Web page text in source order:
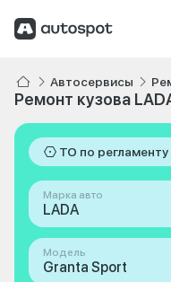
Автосервисы
Ремонт кузова
ТО по регламенту
Марка авто
LADA
Модель
Granta Sport